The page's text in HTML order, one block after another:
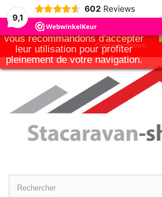
9,1
602 Reviews
Contactez-nous
Notre boutique utilise des
cookies pour améliorer
l'expérience utilisateur et nous
vous recommandons d'accepter
leur utilisation pour profiter
pleinement de votre navigation.